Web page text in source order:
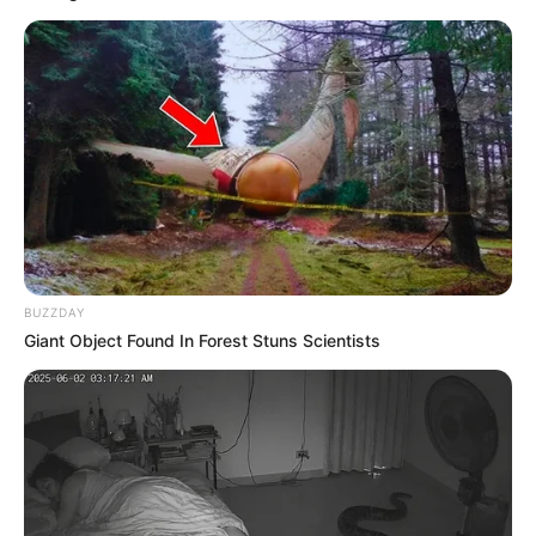
Story” (Netflix)
Harrison Ford, „Shrinking” (Apple TV+)
Jack Lowden, „Slow Horses” (Apple TV+)
Diego Luna, „La Maquina”
Ebon Moss-Bachrach, „The Bear” (FX)
Najlepszy stand-up lub występ komediowy
BUZZDAY
Giant Object Found In Forest Stuns Scientists